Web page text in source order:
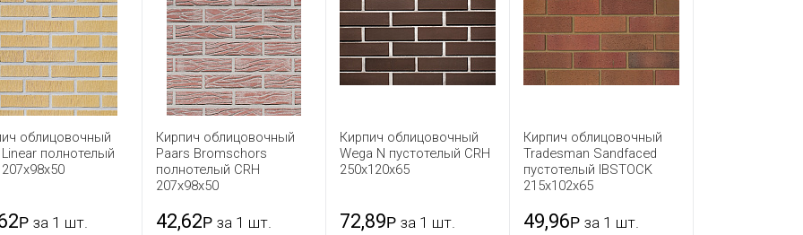
облицовочный
Linear полнотелый
207x98x50
Р за 1 шт.
Кирпич облицовочный
Paars Bromschors
полнотелый CRH
207x98x50
42,62Р за 1 шт.
Кирпич облицовочный
Wega N пустотелый CRH
250х120х65
72,89Р за 1 шт.
Кирпич облицовочный
Tradesman Sandfaced
пустотелый IBSTOCK
215x102x65
49,96Р за 1 шт.